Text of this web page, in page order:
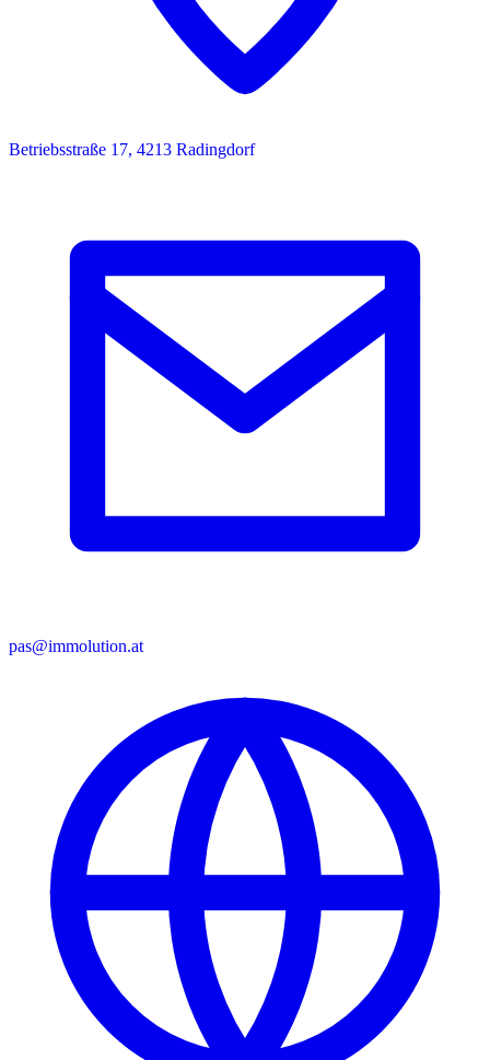
Betriebsstraße 17, 4213 Radingdorf
pas@immolution.at